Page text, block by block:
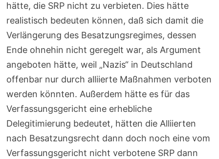
hätte, die SRP nicht zu verbieten. Dies hätte
realistisch bedeuten können, daß sich damit die
Verlängerung des Besatzungsregimes, dessen
Ende ohnehin nicht geregelt war, als Argument
angeboten hätte, weil „Nazis“ in Deutschland
offenbar nur durch alliierte Maßnahmen verboten
werden könnten. Außerdem hätte es für das
Verfassungsgericht eine erhebliche
Delegitimierung bedeutet, hätten die Alliierten
nach Besatzungsrecht dann doch noch eine vom
Verfassungsgericht nicht verbotene SRP dann